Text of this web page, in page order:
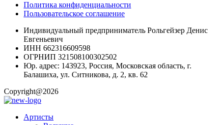
Политика конфиденциальности
Пользовательское соглашение
Индивидуальный предприниматель Рольгейзер Денис
Евгеньевич
ИНН 662316609598
ОГРНИП 321508100302502
Юр. адрес: 143923, Россия, Московская область, г.
Балашиха, ул. Ситникова, д. 2, кв. 62
Copyright@2026
Артисты